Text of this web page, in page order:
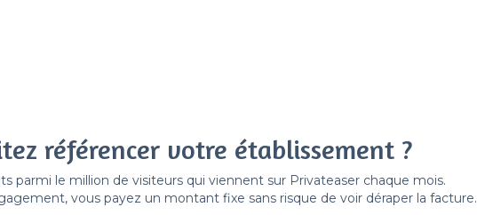
référencer votre établissement ?
parmi le million de visiteurs qui viennent sur Privateaser chaque mois.
vous payez un montant fixe sans risque de voir déraper la facture.